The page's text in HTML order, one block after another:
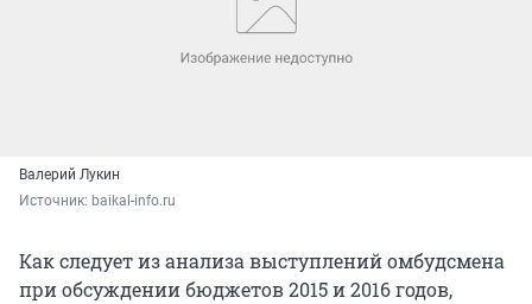
Валерий Лукин
Источник: baikal-info.ru
Как следует из анализа выступлений омбудсмена
при обсуждении бюджетов 2015 и 2016 годов,